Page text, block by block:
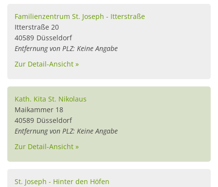
Familienzentrum St. Joseph - Itterstraße
Itterstraße 20
40589 Düsseldorf
Entfernung von PLZ: Keine Angabe
Zur Detail-Ansicht »
Kath. Kita St. Nikolaus
Maikammer 18
40589 Düsseldorf
Entfernung von PLZ: Keine Angabe
Zur Detail-Ansicht »
St. Joseph - Hinter den Höfen